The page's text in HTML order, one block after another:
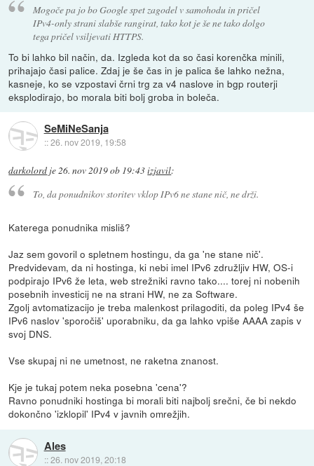
Mogoče pa jo bo Google spet zagodel v samohodu in pričel
IPv4-only strani slabše rangirat, tako kot je še ne tako dolgo
tega pričel vsiljevati HTTPS.
To bi lahko bil način, da. Izgleda kot da so časi korenčka minili,
prihajajo časi palice. Zdaj je še čas in je palica še lahko nežna,
kasneje, ko se vzpostavi črni trg za v4 naslove in bgp routerji
eksplodirajo, bo morala biti bolj groba in boleča.
SeMiNeSanja
::26. nov 2019, 19:58
darkolord je26. nov 2019 ob 19:43izjavil:
To, da ponudnikov storitev vklop IPv6 ne stane nič, ne drži.
Katerega ponudnika misliš?
Jaz sem govoril o spletnem hostingu, da ga 'ne stane nič'.
Predvidevam, da ni hostinga, ki nebi imel IPv6 združljiv HW, OS-i
podpirajo IPv6 že leta, web strežniki ravno tako.... torej ni nobenih
posebnih investicij ne na strani HW, ne za Software.
Zgolj avtomatizacijo je treba malenkost prilagoditi, da poleg IPv4 še
IPv6 naslov 'sporočiš' uporabniku, da ga lahko vpiše AAAA zapis v
svoj DNS.
Vse skupaj ni ne umetnost, ne raketna znanost.
Kje je tukaj potem neka posebna 'cena'?
Ravno ponudniki hostinga bi morali biti najbolj srečni, če bi nekdo
dokončno 'izklopil' IPv4 v javnih omrežjih.
Ales
::26. nov 2019, 20:18